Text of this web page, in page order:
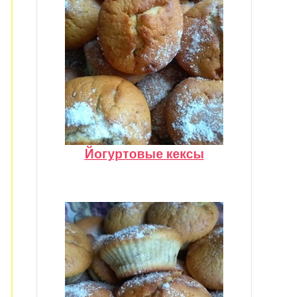
Йогуртовые кексы